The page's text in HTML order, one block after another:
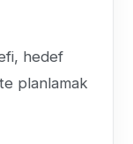
hedef
planlamak